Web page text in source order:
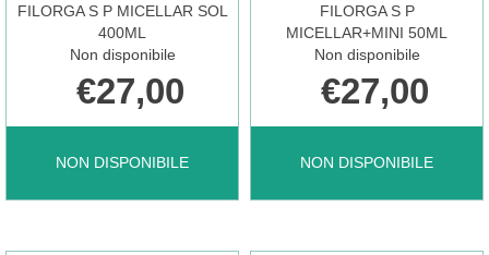
FILORGA S P MICELLAR SOL
400ML
Non disponibile
€27,00
NON DISPONIBILE
FILORGA
FILORGA S P
MICELLAR+MINI 50ML
Non disponibile
€27,00
NON DISPONIBILE
FILORGA